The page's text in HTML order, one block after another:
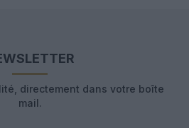
directement dans votre boîte
mail.